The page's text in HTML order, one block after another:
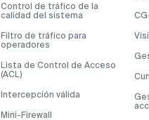
Control de tráfico de la
calidad del sistema
Filtro de tráfico para
operadores
Lista de Control de Acceso
(ACL)
Intercepción válida
Mini-Firewall